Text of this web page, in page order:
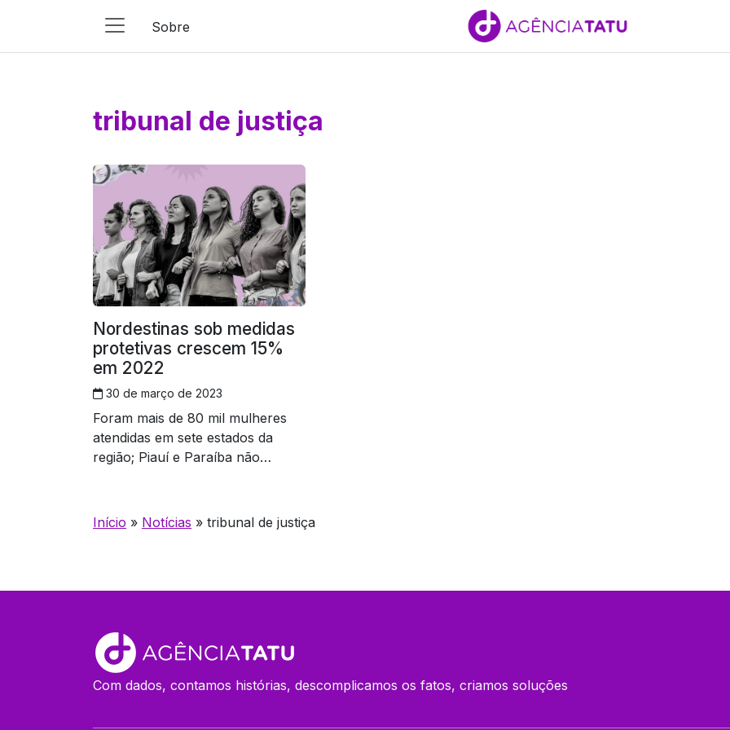
Sobre
tribunal de justiça
Nordestinas sob medidas
protetivas crescem 15%
em 2022
30 de março de 2023
Foram mais de 80 mil mulheres
atendidas em sete estados da
região; Piauí e Paraíba não
Início » Notícias » tribunal de justiça
Com dados, contamos histórias, descomplicamos os fatos, criamos soluções